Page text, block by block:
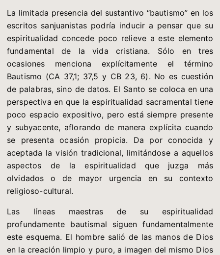
La limitada presencia del sustantivo “bautismo” en los
escritos sanjuanistas podría inducir a pensar que su
espiritualidad concede poco relieve a este elemento
fundamental de la vida cristiana. Sólo en tres
ocasiones menciona explícitamente el término
Bautismo (CA 37,1; 37,5 y CB 23, 6). No es cuestión
de palabras, sino de datos. El Santo se coloca en una
perspectiva en que la espiritualidad sacramental tiene
poco espacio expositivo, pero está siempre presente
y subyacente, aflorando de manera explícita cuando
se presenta ocasión propicia. Da por conocida y
aceptada la visión tradicional, limitándose a aquellos
aspectos de la espiritualidad que juzga más
olvidados o de mayor urgencia en su contexto
religioso-cultural.
Las líneas maestras de su espiritualidad
profundamente bautismal siguen fundamentalmente
este esquema. El hombre salió de las manos de Dios
en la creación limpio y puro, a imagen del mismo Dios